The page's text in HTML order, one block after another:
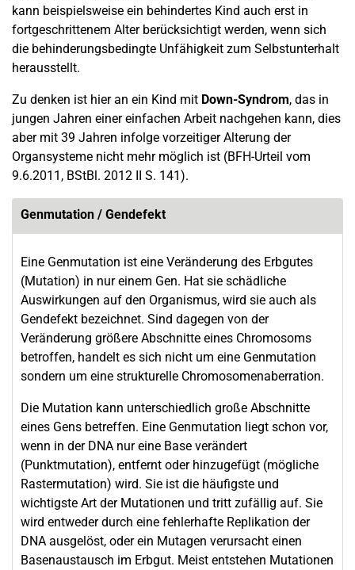
kann beispielsweise ein behindertes Kind auch erst in
fortgeschrittenem Alter berücksichtigt werden, wenn sich
die behinderungsbedingte Unfähigkeit zum Selbstunterhalt
herausstellt.
Zu denken ist hier an ein Kind mit Down-Syndrom, das in
jungen Jahren einer einfachen Arbeit nachgehen kann, dies
aber mit 39 Jahren infolge vorzeitiger Alterung der
Organsysteme nicht mehr möglich ist (BFH-Urteil vom
9.6.2011, BStBl. 2012 II S. 141).
Genmutation / Gendefekt
Eine Genmutation ist eine Veränderung des Erbgutes
(Mutation) in nur einem Gen. Hat sie schädliche
Auswirkungen auf den Organismus, wird sie auch als
Gendefekt bezeichnet. Sind dagegen von der
Veränderung größere Abschnitte eines Chromosoms
betroffen, handelt es sich nicht um eine Genmutation
sondern um eine strukturelle Chromosomenaberration.
Die Mutation kann unterschiedlich große Abschnitte
eines Gens betreffen. Eine Genmutation liegt schon vor,
wenn in der DNA nur eine Base verändert
(Punktmutation), entfernt oder hinzugefügt (mögliche
Rastermutation) wird. Sie ist die häufigste und
wichtigste Art der Mutationen und tritt zufällig auf. Sie
wird entweder durch eine fehlerhafte Replikation der
DNA ausgelöst, oder ein Mutagen verursacht einen
Basenaustausch im Erbgut. Meist entstehen Mutationen